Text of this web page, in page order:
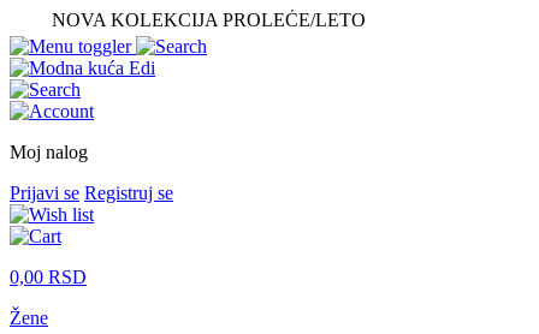
NOVA KOLEKCIJA PROLEĆE/LETO
Moj nalog
Prijavi se Registruj se
0,00 RSD
Žene